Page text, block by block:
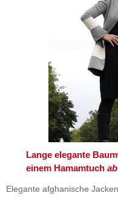
Lange elegante
einem Hamamtuch
Elegante afghanische Jacken